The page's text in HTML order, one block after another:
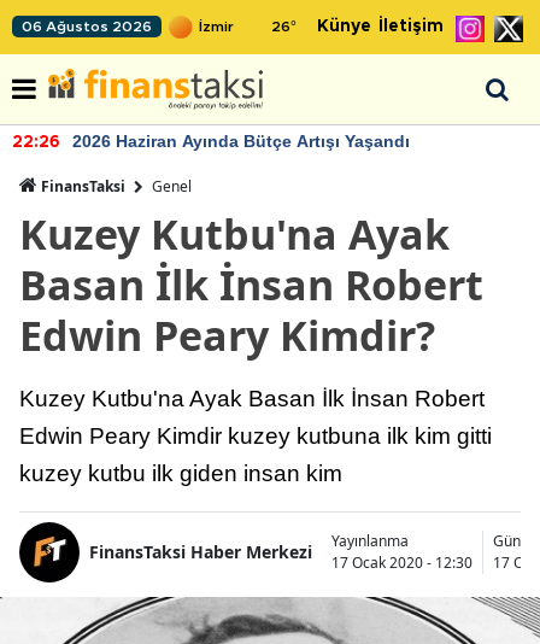
06 Ağustos 2026 26° Künye İletişim
22:26 2026 Haziran Ayında Bütçe Artışı Yaşandı
FinansTaksi Genel
Kuzey Kutbu'na Ayak
Basan İlk İnsan Robert
Edwin Peary Kimdir?
Kuzey Kutbu'na Ayak Basan İlk İnsan Robert
Edwin Peary Kimdir kuzey kutbuna ilk kim gitti
kuzey kutbu ilk giden insan kim
FinansTaksi Haber Merkezi
Yayınlanma
17 Ocak 2020 - 12:30
17